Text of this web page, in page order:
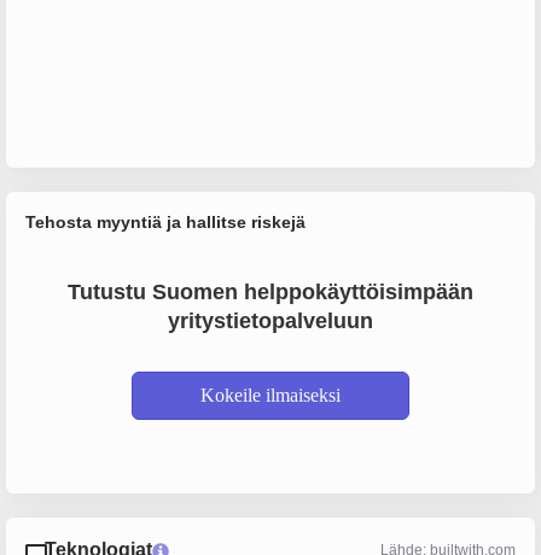
Tehosta myyntiä ja hallitse riskejä
Tutustu Suomen helppokäyttöisimpään
yritystietopalveluun
Kokeile ilmaiseksi
Teknologiat Lähde: builtwith.com